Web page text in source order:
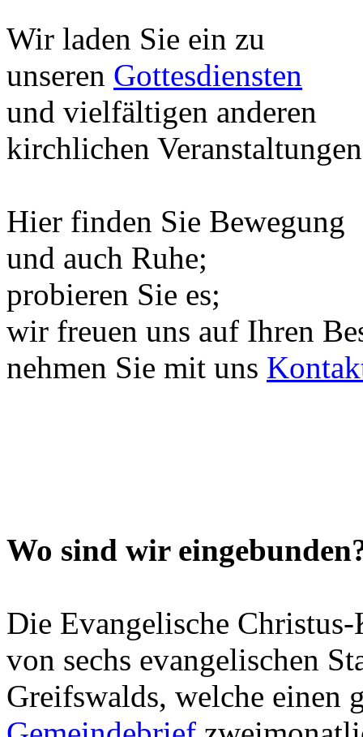
Wir laden Sie ein zu
unseren Gottesdiensten
und vielfältigen anderen
kirchlichen
Hier finden Sie Bewegung
und auch Ruhe;
probieren Sie es;
wir freuen uns auf Ihren
nehmen Sie mit uns
Wo sind wir
Die Evangelische
von sechs evangelischen
Greifswalds, welche einen